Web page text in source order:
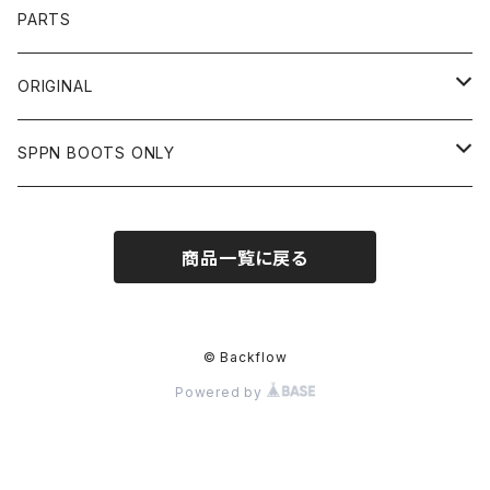
SHIRTS
OTHER
SHIRTS
TOYS McCOY
OTHER
TOPS
VIN&AGE
WEAR
HARLEY DAVIDSON
ROUGH TAIL
リード工業
NAPA
DIN MARKET
DIN MARKET
STREAM TRAIL
BAG
HTC
SLOW WEAR LION
STANCE
PARTS
ORIGINAL
TOPS
SPPN BOOTS ONLY
ACCESSORIES
商品一覧に戻る
© Backflow
Powered by